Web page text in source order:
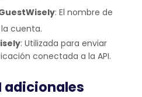
: El nombre de
cuenta.
: Utilizada para enviar
conectada a la API.
adicionales